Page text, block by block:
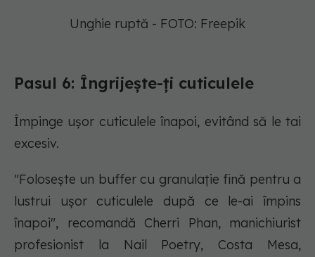
Unghie ruptă - FOTO: Freepik
Pasul 6: Îngrijește-ți cuticulele
Împinge ușor cuticulele înapoi, evitând să le tai
excesiv.
"Folosește un buffer cu granulație fină pentru a
lustrui ușor cuticulele după ce le-ai împins
înapoi", recomandă Cherri Phan, manichiurist
profesionist la Nail Poetry, Costa Mesa,